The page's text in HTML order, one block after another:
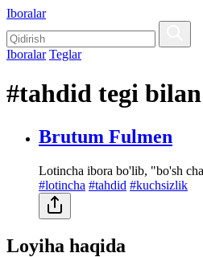
Iboralar
Iboralar Teglar
#tahdid tegi
Brutum Fulmen
Lotincha ibora bo'lib, "bo'sh
#lotincha #tahdid #kuchsizlik
Loyiha haqida